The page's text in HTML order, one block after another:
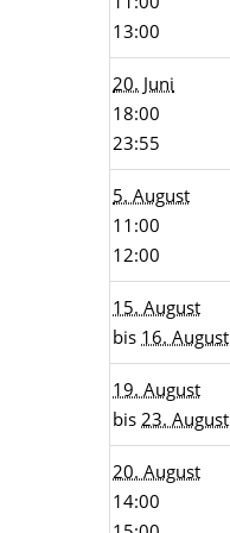
13:00
20. Juni
18:00
23:55
5. August
11:00
12:00
15. August
bis 16. August
19. August
bis 23. August
20. August
14:00